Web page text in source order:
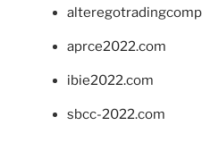
aprce2022.com
ibie2022.com
sbcc-2022.com